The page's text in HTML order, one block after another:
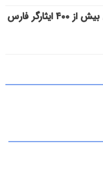
رسیدگی به مشکلات حقوقی بیش از ۴۰۰ ایثارگر فارس